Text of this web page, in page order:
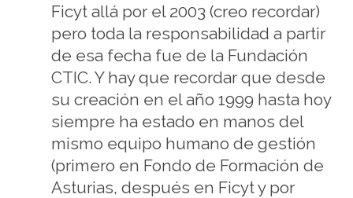
Ficyt allá por el 2003 (creo recordar)
pero toda la responsabilidad a partir
de esa fecha fue de la Fundación
CTIC. Y hay que recordar que desde
su creación en el año 1999 hasta hoy
siempre ha estado en manos del
mismo equipo humano de gestión
(primero en Fondo de Formación de
Asturias, después en Ficyt y por